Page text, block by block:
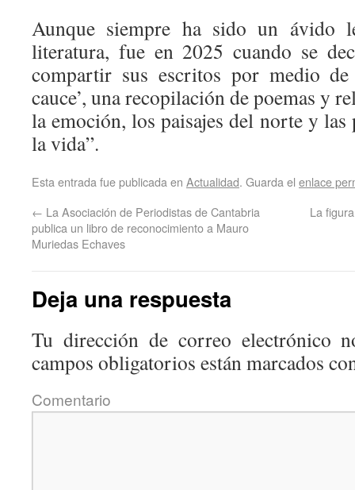
Aunque siempre ha sido un ávido
literatura, fue en 2025 cuando se
compartir sus escritos por medio
cauce’, una recopilación de poemas y
la emoción, los paisajes del norte y las
la vida”.
Esta entrada fue publicada en Actualidad. Guarda el enlace
← La Asociación de Periodistas de Cantabria
publica un libro de reconocimiento a Mauro
Muriedas Echaves
La
Deja una respuesta
Tu dirección de correo electrónico
campos obligatorios están marcados